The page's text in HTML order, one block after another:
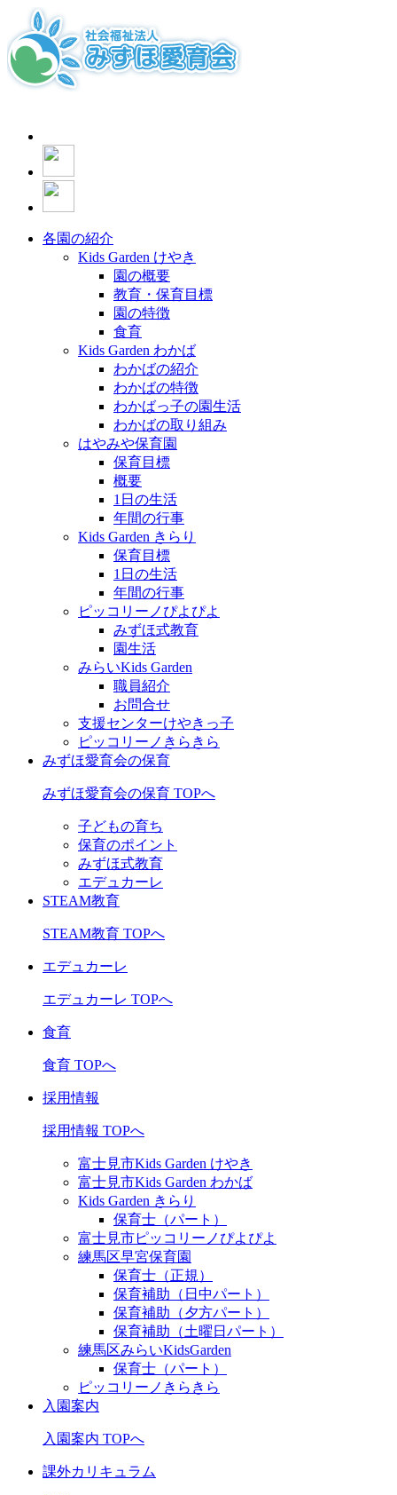
各園の紹介
Kids Garden けやき
園の概要
教育・保育目標
園の特徴
食育
Kids Garden わかば
わかばの紹介
わかばの特徴
わかばっ子の園生活
わかばの取り組み
はやみや保育園
保育目標
概要
1日の生活
年間の行事
Kids Garden きらり
保育目標
1日の生活
年間の行事
ピッコリーノぴよぴよ
みずほ式教育
園生活
みらいKids Garden
職員紹介
お問合せ
支援センターけやきっ子
ピッコリーノきらきら
みずほ愛育会の保育
みずほ愛育会の保育 TOPへ
子どもの育ち
保育のポイント
みずほ式教育
エデュカーレ
STEAM教育
STEAM教育 TOPへ
エデュカーレ
エデュカーレ TOPへ
食育
食育 TOPへ
採用情報
採用情報 TOPへ
富士見市Kids Garden けやき
富士見市Kids Garden わかば
Kids Garden きらり
保育士（パート）
富士見市ピッコリーノぴよぴよ
練馬区早宮保育園
保育士（正規）
保育補助（日中パート）
保育補助（夕方パート）
保育補助（土曜日パート）
練馬区みらいKidsGarden
保育士（パート）
ピッコリーノきらきら
入園案内
入園案内 TOPへ
課外カリキュラム